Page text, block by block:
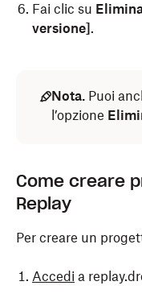
Fai clic su
versione] .
Nota. Puoi
l’opzione
Come creare
Replay
Per creare un
Accedi a